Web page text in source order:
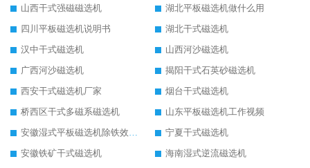
山西干式强磁磁选机
湖北平板磁选机做什么用
四川平板磁选机说明书
湖北干式磁选机
汉中干式磁选机
山西河沙磁选机
广西河沙磁选机
揭阳干式石英砂磁选机
西安干式磁选机厂家
烟台干式磁选机
桥西区干式多磁系磁选机
山东平板磁选机工作视频
安徽湿式平板磁选机除铁效果怎么样
宁夏干式磁选机
安徽铁矿干式磁选机
海南湿式逆流磁选机